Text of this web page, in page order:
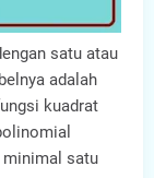
satu atau
adalah
kuadrat
minimal satu